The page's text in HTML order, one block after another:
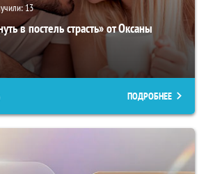
13
в постель страсть» от Оксаны
ПОДРОБНЕЕ